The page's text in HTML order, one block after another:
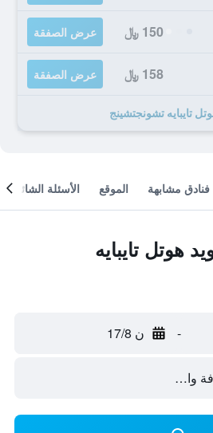
150 ﷼ عرض الصفقة
158 ﷼ عرض الصفقة
فنادق مشابهة الموقع الأسئلة الشائعة
هوتل تايبايه
- ن 17/8